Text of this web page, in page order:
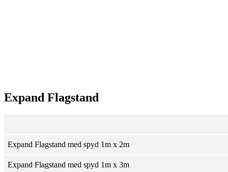
Expand Flagstand
Expand Flagstand med spyd 1m x 2m
Expand Flagstand med spyd 1m x 3m